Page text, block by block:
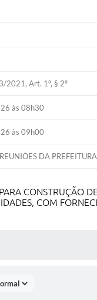
2021, Art. 1º, § 2º
às 08h30
às 09h00
DA
, COM